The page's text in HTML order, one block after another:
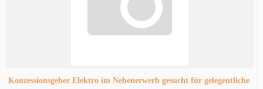
Konzessionsgeber Elektro im Nebenerwerb gesucht für gelegentliche